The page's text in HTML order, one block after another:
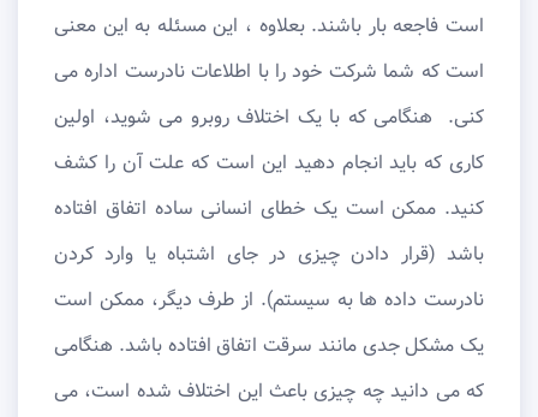
است فاجعه بار باشند. بعلاوه ، این مسئله به این معنی
است که شما شرکت خود را با اطلاعات نادرست اداره می
کنی. هنگامی که با یک اختلاف روبرو می شوید، اولین
کاری که باید انجام دهید این است که علت آن را کشف
کنید. ممکن است یک خطای انسانی ساده اتفاق افتاده
باشد (قرار دادن چیزی در جای اشتباه یا وارد کردن
نادرست داده ها به سیستم). از طرف دیگر، ممکن است
یک مشکل جدی مانند سرقت اتفاق افتاده باشد. هنگامی
که می دانید چه چیزی باعث این اختلاف شده است، می